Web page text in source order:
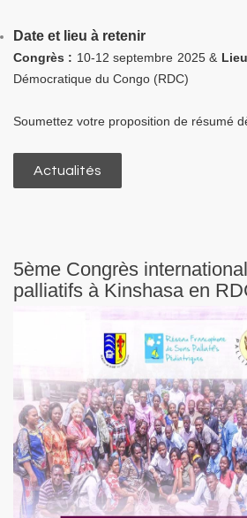
Date et lieu à retenir
Congrès : 10-12 septembre 2025 &
Démocratique du Congo (RDC)
Soumettez votre proposition de résumé
Actualités
5ème Congrès
palliatifs à Kinshasa en